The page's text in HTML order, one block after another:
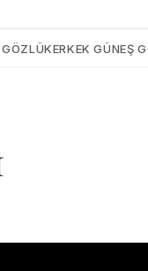
ZM524-02-61
ERKEK GÜNEŞ